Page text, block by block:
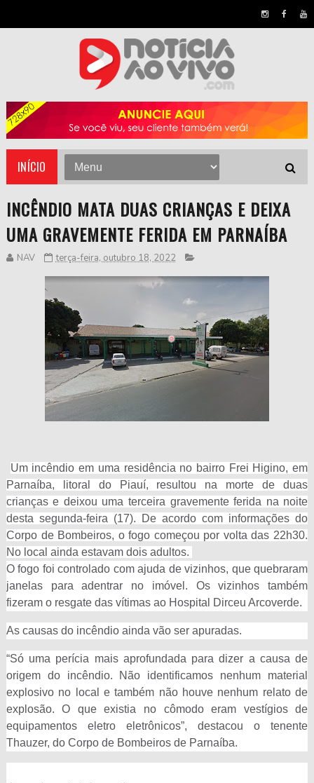
INÍCIO
INCÊNDIO MATA DUAS CRIANÇAS E DEIXA
UMA GRAVEMENTE FERIDA EM PARNAÍBA
NAV terça-feira, outubro 18, 2022
Um incêndio em uma residência no bairro Frei Higino, em
Parnaíba, litoral do Piauí, resultou na morte de duas
crianças e deixou uma terceira gravemente ferida na noite
desta segunda-feira (17). De acordo com informações do
Corpo de Bombeiros, o fogo começou por volta das 22h30.
No local ainda estavam dois adultos.
O fogo foi controlado com ajuda de vizinhos, que quebraram
janelas para adentrar no imóvel. Os vizinhos também
fizeram o resgate das vítimas ao Hospital Dirceu Arcoverde.
As causas do incêndio ainda vão ser apuradas.
“Só uma perícia mais aprofundada para dizer a causa de
origem do incêndio. Não identificamos nenhum material
explosivo no local e também não houve nenhum relato de
explosão. O que existia no cômodo eram vestígios de
equipamentos eletro eletrônicos”, destacou o tenente
Thauzer, do Corpo de Bombeiros de Parnaíba.